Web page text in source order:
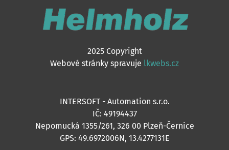
2025 Copyright
Webové stránky spravuje lkwebs.cz
INTERSOFT - Automation s.r.o.
IČ: 49194437
Nepomucká 1355/261, 326 00 Plzeň-Černice
GPS: 49.6972006N, 13.4277131E